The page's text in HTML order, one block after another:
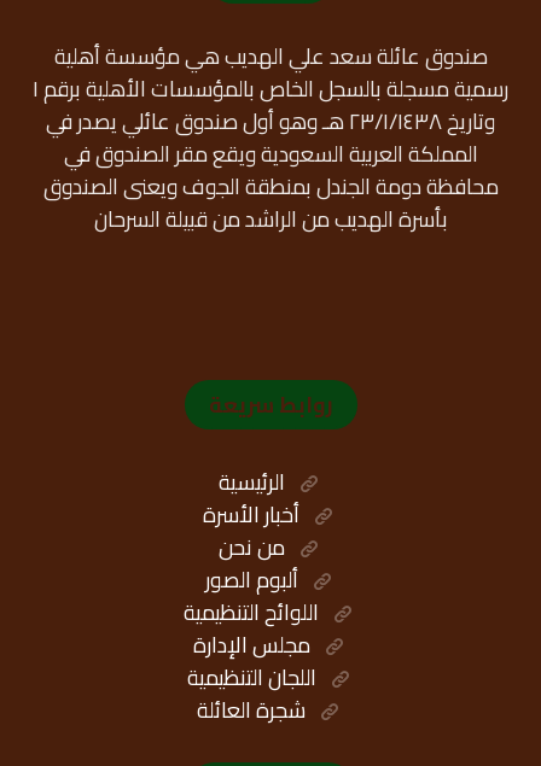
صندوق عائلة سعد علي الهديب هي مؤسسة أهلية
رسمية مسجلة بالسجل الخاص بالمؤسسات الأهلية برقم ١
وتاريخ ٢٣/١/١٤٣٨ هـ وهو أول صندوق عائلي يصدر في
المملكة العربية السعودية ويقع مقر الصندوق في
محافظة دومة الجندل بمنطقة الجوف ويعنى الصندوق
بأسرة الهديب من الراشد من قبيلة السرحان
روابط سريعة
الرئيسية
أخبار الأسرة
من نحن
ألبوم الصور
اللوائح التنظيمية
مجلس الإدارة
اللجان التنظيمية
شجرة العائلة